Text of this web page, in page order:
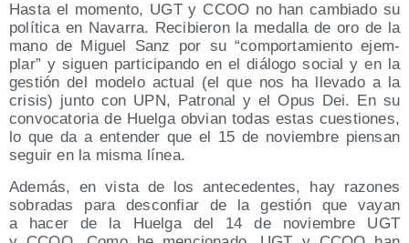
Has­ta el momen­to, UGT y CCOO no han cam­bia­do su
polí­ti­ca en Nava­rra. Reci­bie­ron la meda­lla de oro de la
mano de Miguel Sanz por su “com­por­ta­mien­to ejem­
plar” y siguen par­ti­ci­pan­do en el diá­lo­go social y en la
ges­tión del mode­lo actual (el que nos ha lle­va­do a la
cri­sis) jun­to con UPN, Patro­nal y el Opus Dei. En su
con­vo­ca­to­ria de Huel­ga obvian todas estas cues­tio­nes,
lo que da a enten­der que el 15 de noviem­bre pien­san
seguir en la mis­ma línea.
Ade­más, en vis­ta de los ante­ce­den­tes, hay razo­nes
sobra­das para des­con­fiar de la ges­tión que vayan
a hacer de la Huel­ga del 14 de noviem­bre UGT